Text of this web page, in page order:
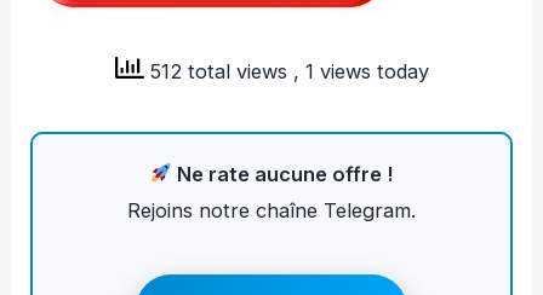
512 total views , 1 views today
Ne rate aucune offre !
Rejoins notre chaîne Telegram.